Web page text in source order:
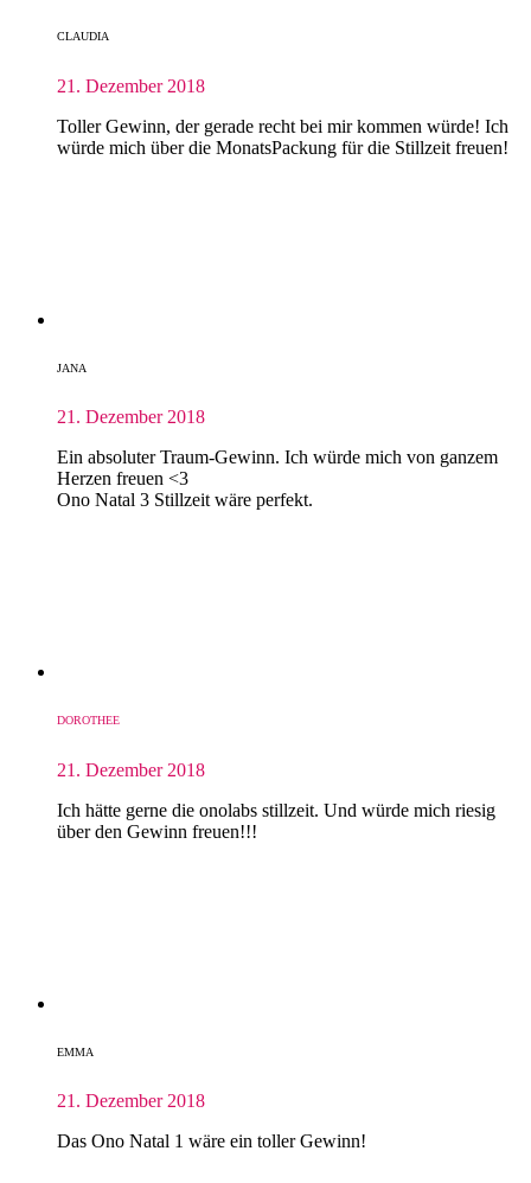
CLAUDIA
21. Dezember 2018
Toller Gewinn, der gerade recht bei mir kommen würde! Ich
würde mich über die MonatsPackung für die Stillzeit freuen!
JANA
21. Dezember 2018
Ein absoluter Traum-Gewinn. Ich würde mich von ganzem
Herzen freuen <3
Ono Natal 3 Stillzeit wäre perfekt.
DOROTHEE
21. Dezember 2018
Ich hätte gerne die onolabs stillzeit. Und würde mich riesig
über den Gewinn freuen!!!
EMMA
21. Dezember 2018
Das Ono Natal 1 wäre ein toller Gewinn!